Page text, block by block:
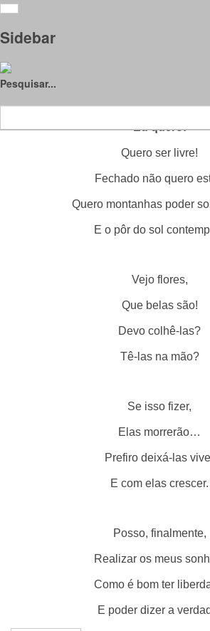
Sidebar
Pesquisar...
Detalhes
Visitas: 1715
Eu quero!
Quero ser livre!
Fechado não quero
Quero montanhas poder
E o pôr do sol
Vejo flores,
Que belas são!
Devo colhê-las?
Tê-las na mão?
Se isso fizer,
Elas morrerão…
Prefiro deixá-las
E com elas crescer.
Posso, finalmente,
Realizar os meus
Como é bom ter
E poder dizer a